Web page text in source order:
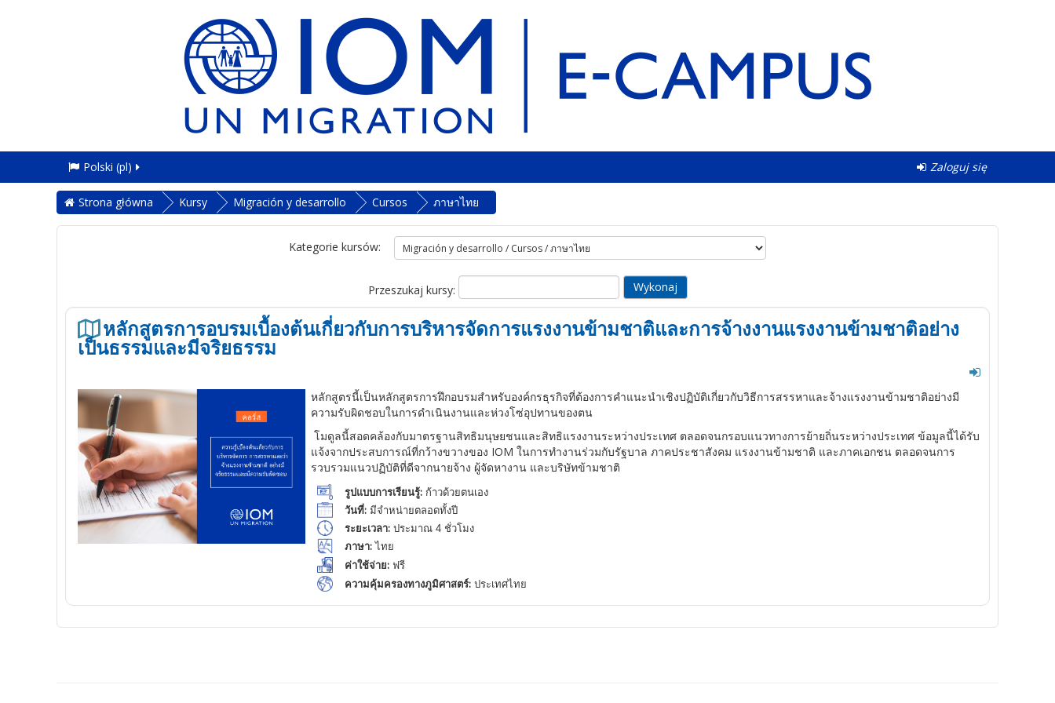
Zaloguj się
Polski ‎(pl)‎
Strona główna Kursy Migración y desarrollo Cursos ภาษาไทย
Kategorie kursów:
Przeszukaj kursy:
หลักสูตรการอบรมเบื้องต้นเกี่ยวกับการบริหารจัดการแรงงานข้ามชาติและการจ้างงานแรงงานข้ามชาติอย่าง
เป็นธรรมและมีจริยธรรม
หลักสูตรนี้เป็นหลักสูตรการฝึกอบรมสำหรับองค์กรธุรกิจที่ต้องการคำแนะนำเชิงปฏิบัติเกี่ยวกับวิธีการสรรหาและจ้างแรงงานข้ามชาติอย่างมี
ความรับผิดชอบในการดำเนินงานและห่วงโซ่อุปทานของตน
โมดูลนี้สอดคล้องกับมาตรฐานสิทธิมนุษยชนและสิทธิแรงงานระหว่างประเทศ ตลอดจนกรอบแนวทางการย้ายถิ่นระหว่างประเทศ ข้อมูลนี้ได้รับ
แจ้งจากประสบการณ์ที่กว้างขวางของ IOM ในการทำงานร่วมกับรัฐบาล ภาคประชาสังคม แรงงานข้ามชาติ และภาคเอกชน ตลอดจนการ
รวบรวมแนวปฏิบัติที่ดีจากนายจ้าง ผู้จัดหางาน และบริษัทข้ามชาติ
รูปแบบการเรียนรู้: ก้าวด้วยตนเอง
วันที่: มีจำหน่ายตลอดทั้งปี
ระยะเวลา: ประมาณ 4 ชั่วโมง
ภาษา: ไทย
ค่าใช้จ่าย: ฟรี
ความคุ้มครองทางภูมิศาสตร์: ประเทศไทย